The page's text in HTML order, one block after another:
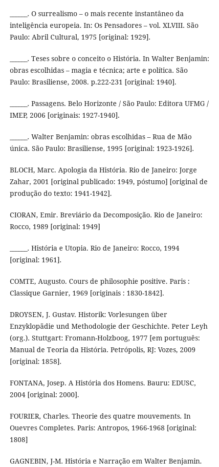
______. O surrealismo – o mais recente instantâneo da
inteligência europeia. In: Os Pensadores – vol. XLVIII. São
Paulo: Abril Cultural, 1975 [original: 1929].
______. Teses sobre o conceito o História. In Walter Benjamin:
obras escolhidas – magia e técnica; arte e política. São
Paulo: Brasiliense, 2008. p.222-231 [original: 1940].
______. Passagens. Belo Horizonte / São Paulo: Editora UFMG /
IMEP, 2006 [originais: 1927-1940].
______. Walter Benjamin: obras escolhidas – Rua de Mão
única. São Paulo: Brasiliense, 1995 [original: 1923-1926].
BLOCH, Marc. Apologia da História. Rio de Janeiro: Jorge
Zahar, 2001 [original publicado: 1949, póstumo] [original de
produção do texto: 1941-1942].
CIORAN, Emir. Breviário da Decomposição. Rio de Janeiro:
Rocco, 1989 [original: 1949]
______. História e Utopia. Rio de Janeiro: Rocco, 1994
[original: 1961].
COMTE, Augusto. Cours de philosophie positive. Paris :
Classique Garnier, 1969 [originais : 1830-1842].
DROYSEN, J. Gustav. Historik: Vorlesungen über
Enzyklopädie und Methodologie der Geschichte. Peter Leyh
(org.). Stuttgart: Fromann-Holzboog, 1977 [em português:
Manual de Teoria da História. Petrópolis, RJ: Vozes, 2009
[original: 1858].
FONTANA, Josep. A História dos Homens. Bauru: EDUSC,
2004 [original: 2000].
FOURIER, Charles. Theorie des quatre mouvements. In
Ouevres Completes. Paris: Antropos, 1966-1968 [original:
1808]
GAGNEBIN, J-M. História e Narração em Walter Benjamin.